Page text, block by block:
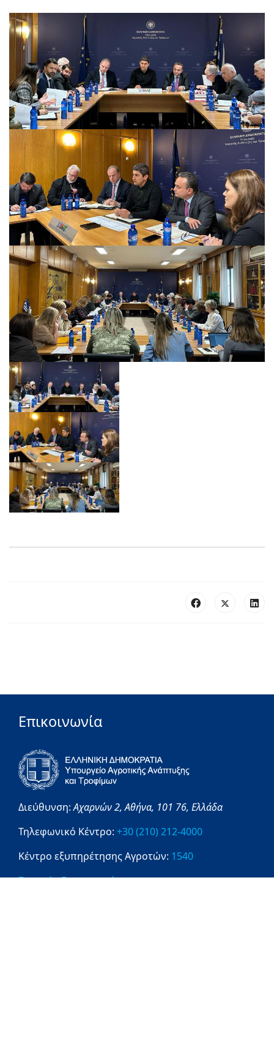
Επικοινωνία
Διεύθυνση:Αχαρνών 2,Αθήνα, 101 76, Ελλάδα
Τηλεφωνικό Κέντρο: +30 (210) 212-4000
Κέντρο εξυπηρέτησης Αγροτών: 1540
Στοιχεία Επικοινωνίας